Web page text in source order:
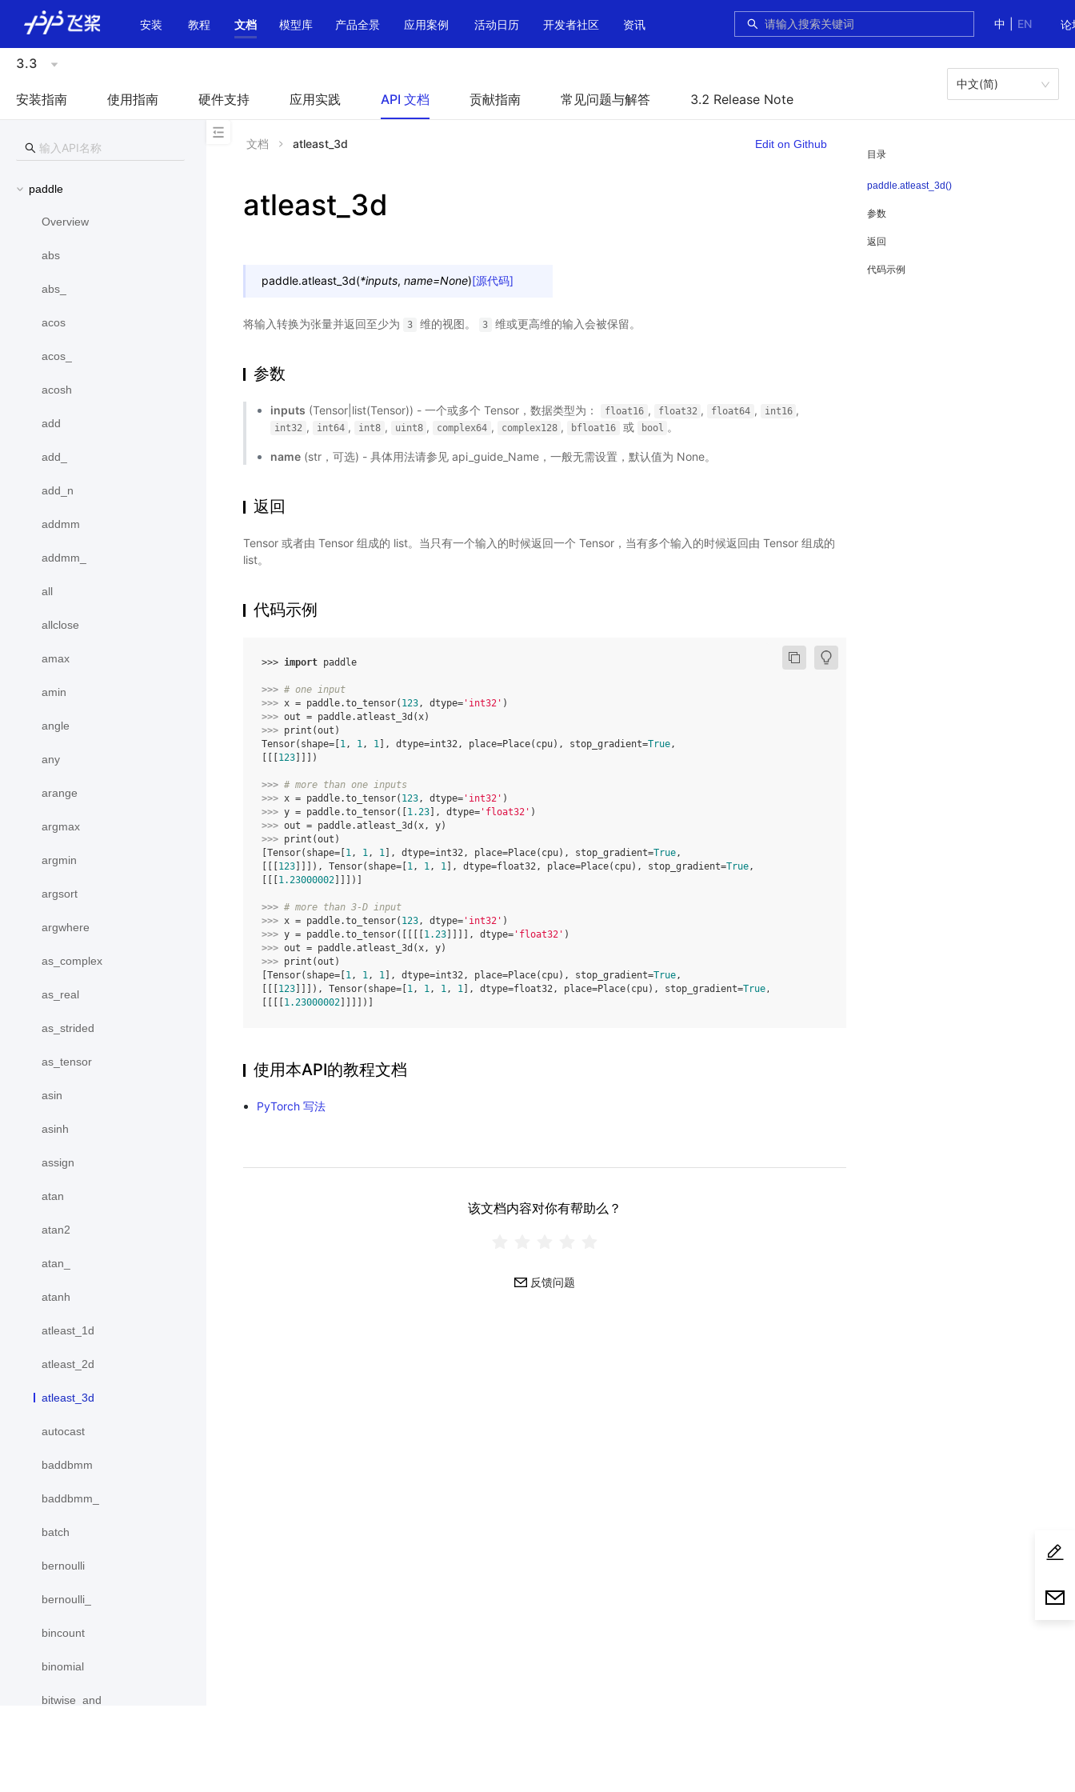
中
EN 论
安装 教程 文档 模型库 产品全景 应用案例 活动日历 开发者社区 资讯
3.3
安装指南 使用指南 硬件支持 应用实践 API 文档 贡献指南 常见问题与解答 3.2 Release Note
中文(简)
paddle
Overview
abs
abs_
acos
acos_
acosh
add
add_
add_n
addmm
addmm_
all
allclose
amax
amin
angle
any
arange
argmax
argmin
argsort
argwhere
as_complex
as_real
as_strided
as_tensor
asin
asinh
assign
atan
atan2
atan_
atanh
atleast_1d
atleast_2d
atleast_3d
autocast
baddbmm
baddbmm_
batch
bernoulli
bernoulli_
bincount
binomial
bitwise_and
目录
paddle.atleast_3d()
参数
返回
代码示例
文档 atleast_3d Edit on Github
atleast_3d
paddle.atleast_3d(*inputs, name=None)[源代码]
将输入转换为张量并返回至少为 3 维的视图。 3 维或更高维的输入会被保留。
参数
inputs (Tensor|list(Tensor)) - 一个或多个 Tensor，数据类型为： float16 , float32 , float64 , int16 ,
int32 , int64 , int8 , uint8 , complex64 , complex128 , bfloat16 或 bool 。
name (str，可选) - 具体用法请参见api_guide_Name ，一般无需设置，默认值为 None。
返回
Tensor 或者由 Tensor 组成的 list。当只有一个输入的时候返回一个 Tensor，当有多个输入的时候返回由 Tensor 组成的
list。
代码示例
>>> import paddle
>>> # one input
>>> x = paddle.to_tensor( 123, dtype= 'int32' )
>>> out = paddle.atleast_3d (x)
>>> print (out )
Tensor(shape=[ 1, 1, 1 ], dtype=int32, place=Place(cpu), stop_gradient=True,
123 ]]])
>>> # more than one inputs
>>> x = paddle.to_tensor( 123, dtype= 'int32' )
>>> y = paddle.to_tensor([ 1.23 ], dtype= 'float32' )
>>> out = paddle.atleast_3d (x, y)
>>> print (out )
[Tensor(shape=[ 1, 1, 1 ], dtype=int32, place=Place(cpu), stop_gradient=True,
123 ]]]), Tensor(shape=[ 1, 1, 1 ], dtype=float32, place=Place(cpu), stop_gradient=True,
1.23000002 ]]])]
>>> # more than 3-D input
>>> x = paddle.to_tensor( 123, dtype= 'int32' )
>>> y = paddle.to_tensor([[[[ 1.23 ]]]], dtype= 'float32' )
>>> out = paddle.atleast_3d (x, y)
>>> print (out )
[Tensor(shape=[ 1, 1, 1 ], dtype=int32, place=Place(cpu), stop_gradient=True,
123 ]]]), Tensor(shape=[ 1, 1, 1, 1 ], dtype=float32, place=Place(cpu), stop_gradient=True,
1.23000002 ]]]])]
使用本API的教程文档
PyTorch 写法
该文档内容对你有帮助么？
反馈问题